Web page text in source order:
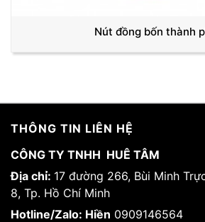
Nút đồng bốn thành
THÔNG TIN LIÊN HỆ
CÔNG TY TNHH HUÊ TÂM
Địa chỉ: 17 đường 266, Bùi Minh
8, Tp. Hồ Chí Minh
Hotline/Zalo: Hiền 0909146564